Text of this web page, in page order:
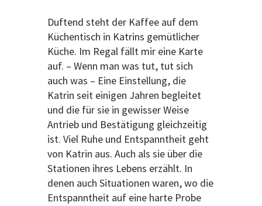
Duftend steht der Kaffee auf dem
Küchentisch in Katrins gemütlicher
Küche. Im Regal fällt mir eine Karte
auf. – Wenn man was tut, tut sich
auch was – Eine Einstellung, die
Katrin seit einigen Jahren begleitet
und die für sie in gewisser Weise
Antrieb und Bestätigung gleichzeitig
ist. Viel Ruhe und Entspanntheit geht
von Katrin aus. Auch als sie über die
Stationen ihres Lebens erzählt. In
denen auch Situationen waren, wo die
Entspanntheit auf eine harte Probe